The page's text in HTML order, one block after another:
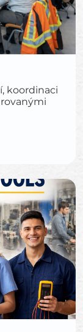
koordinaci